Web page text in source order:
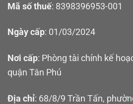
Mã số thuế: 8398396953-001
Ngày cấp: 01/03/2024
Nơi cấp: Phòng tài chính kế
quận Tân Phú
Địa chỉ: 68/8/9 Trần Tấn,